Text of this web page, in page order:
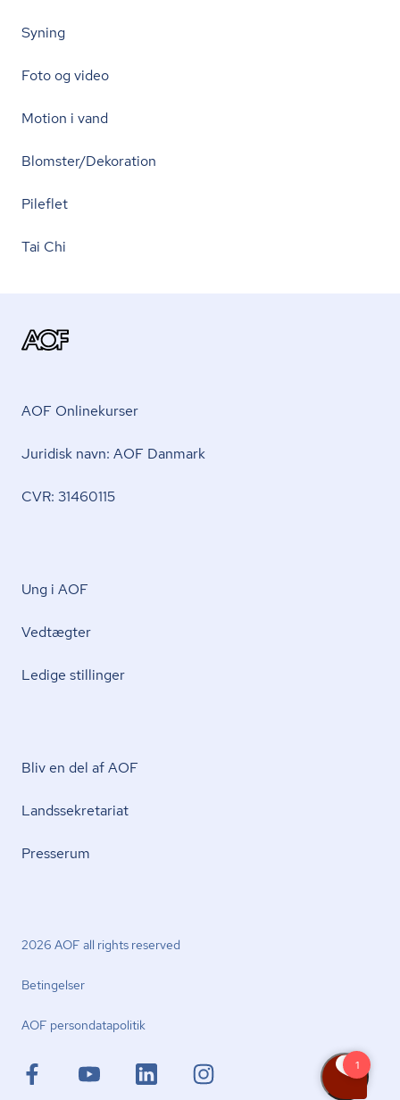
Syning
Foto og video
Motion i vand
Blomster/Dekoration
Pileflet
Tai Chi
AOF Onlinekurser
Juridisk navn: AOF Danmark
CVR: 31460115
Ung i AOF
Vedtægter
Ledige stillinger
Bliv en del af AOF
Lands­se­kre­ta­ri­at
Presserum
2026 AOF all rights reserved
Betingelser
AOF per­son­da­ta­po­li­tik